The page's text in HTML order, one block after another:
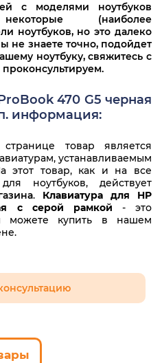
с моделями ноутбуков
(наиболее
ноутбуков, но это далеко
не знаете точно, подойдет
ноутбуку, свяжитесь с
470 G5 черная
информация:
товар является
устанавливаемым
этот товар, как и на все
ноутбуков, действует
. Клавиатура для HP
с серой рамкой - это
можете купить в нашем